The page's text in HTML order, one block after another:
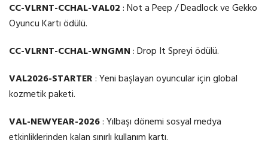
CC-VLRNT-CCHAL-VAL02: Not a Peep / Deadlock ve Gekko
Oyuncu Kartı ödülü.
CC-VLRNT-CCHAL-WNGMN: Drop It Spreyi ödülü.
VAL2026-STARTER: Yeni başlayan oyuncular için global
kozmetik paketi.
VAL-NEWYEAR-2026: Yılbaşı dönemi sosyal medya
etkinliklerinden kalan sınırlı kullanım kartı.